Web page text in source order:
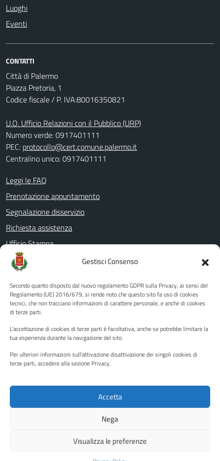
Gestisci Consenso
Secondo quanto disposto dal nuovo regolamento GDPR sulla Privacy, ai sensi del
Regolamento (UE) 2016/679, si rende noto che questo sito fa uso di cookies
tecnici, che non tracciano informazioni di carattere personale, e anche di cookies
di terze parti.
L'accettazione di cookies di terze parti è facoltativa, anche se potrebbe limitare la
tua esperienza durante la navigazione del sito.
Per ulteriori informazioni sull'attivazione disattivazione dei singoli cookies di
terze parti, accedere alla sezione Privacy.
Accetta
Nega
Visualizza le preferenze
Luoghi
Eventi
CONTATTI
Città di Palermo
Piazza Pretoria, 1
Codice fiscale / P. IVA:80016350821
U.O. Ufficio Relazioni con il Pubblico (URP)
Numero verde: 0917401111
PEC: protocollo@cert.comune.palermo.it
Centralino unico: 0917401111
Leggi le FAQ
Prenotazione appuntamento
Segnalazione disservizio
Richiesta assistenza
Ufficio Stampa
Amministrazione Trasparente
Albo pretorio
Informativa privacy
Note legali
Piano di miglioramento del sito
Instagram